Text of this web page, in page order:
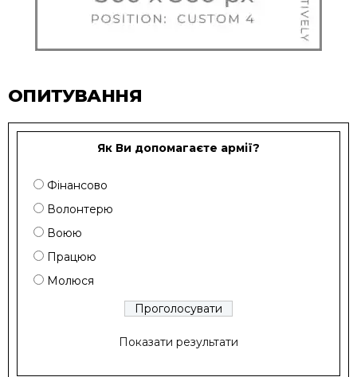
ОПИТУВАННЯ
Як Ви допомагаєте армії?
Фінансово
Волонтерю
Воюю
Працюю
Молюся
Показати результати